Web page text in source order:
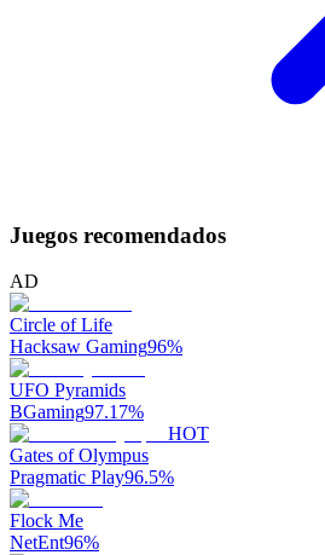
Juegos recomendados
AD
Circle of Life
Hacksaw Gaming96%
UFO Pyramids
BGaming97.17%
HOT
Gates of Olympus
Pragmatic Play96.5%
Flock Me
NetEnt96%